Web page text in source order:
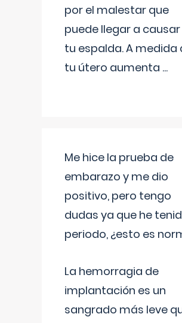
por el malestar que
puede llegar a causar
tu espalda. A medida
tu útero aumenta ...
Me hice la prueba de
embarazo y me dio
positivo, pero tengo
dudas ya que he
periodo, ¿esto es
La hemorragia de
implantación es un
sangrado más leve